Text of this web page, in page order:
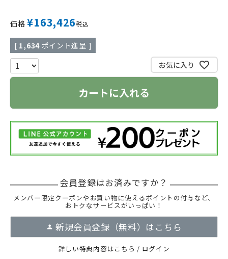
価格 ¥163,426税込
[ 1,634 ポイント進呈 ]
お気に入り
カートに入れる
メンバー限定クーポンやお買い物に使えるポイントの付与など、
おトクなサービスがいっぱい！
新規会員登録（無料）はこちら
詳しい特典内容はこちら / ログイン